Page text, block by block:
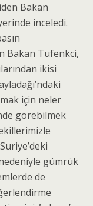
Bakan
inceledi.
Bakan Tüfenkci,
ikisi
için neler
görebilmek
gümrük
de